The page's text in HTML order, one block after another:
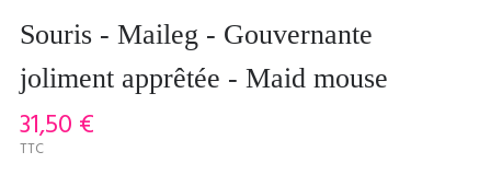
Souris - Maileg - Gouvernante
joliment apprêtée - Maid mouse
31,50 €
TTC